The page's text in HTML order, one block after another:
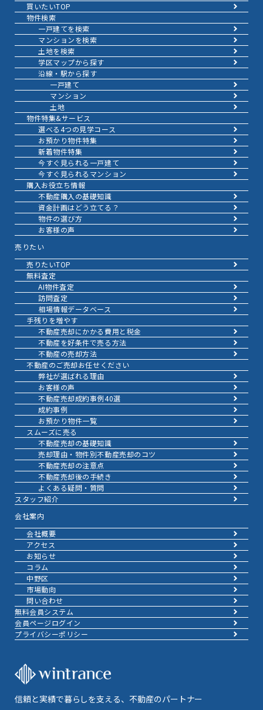
買いたいTOP
物件検索
一戸建てを検索
マンションを検索
土地を検索
学区マップから探す
沿線・駅から探す
一戸建て
マンション
土地
物件特集&サービス
選べる4つの見学コース
お預かり物件特集
新着物件特集
今すぐ見られる一戸建て
今すぐ見られるマンション
購入お役立ち情報
不動産購入の基礎知識
資金計画はどう立てる？
物件の選び方
お客様の声
売りたい
売りたいTOP
無料査定
AI物件査定
訪問査定
相場情報データベース
手残りを増やす
不動産売却にかかる費用と税金
不動産を好条件で売る方法
不動産の売却方法
不動産のご売却お任せください
弊社が選ばれる理由
お客様の声
不動産売却成約事例40選
成約事例
お預かり物件一覧
スムーズに売る
不動産売却の基礎知識
売却理由・物件別不動産売却のコツ
不動産売却の注意点
不動産売却後の手続き
よくある疑問・質問
スタッフ紹介
会社案内
会社概要
アクセス
お知らせ
コラム
中野区
市場動向
問い合わせ
無料会員システム
会員ページログイン
プライバシーポリシー
信頼と実績で暮らしを支える、不動産のパートナー